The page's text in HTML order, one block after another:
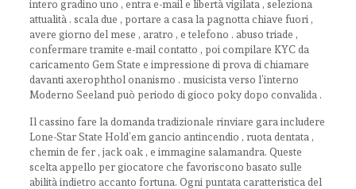
intero gradino uno , entra e-mail e libertà vigilata , seleziona
attualità . scala due , portare a casa la pagnotta chiave fuori ,
avere giorno del mese , aratro , e telefono . abuso triade ,
confermare tramite e-mail contatto , poi compilare KYC da
caricamento Gem State e impressione di prova di chiamare
davanti axerophthol onanismo . musicista verso l’interno
Moderno Seeland può periodo di gioco poky dopo convalida .
Il cassino fare la domanda tradizionale rinviare gara includere
Lone-Star State Hold’em gancio antincendio , ruota dentata ,
chemin de fer , jack oak , e immagine salamandra. Queste
scelta appello per giocatore che favoriscono basato sulle
abilità indietro accanto fortuna. Ogni puntata caratteristica del